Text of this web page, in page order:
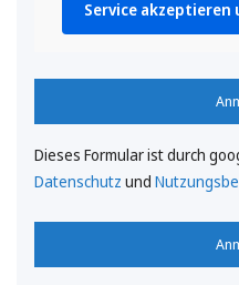
Service
Dieses Formular ist durch
Datenschutz und